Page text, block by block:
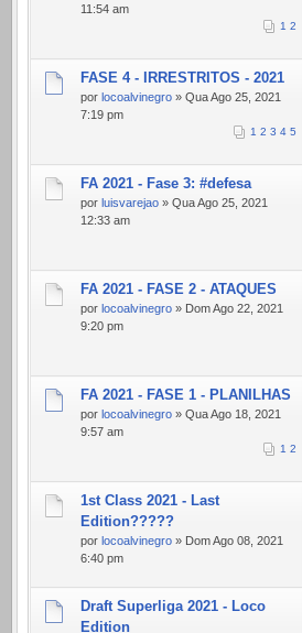
11:54 am
1 2
FASE 4 - IRRESTRITOS - 2021
por locoalvinegro » Qua Ago 25, 2021
7:19 pm
1 2 3 4 5
FA 2021 - Fase 3: #defesa
por luisvarejao » Qua Ago 25, 2021
12:33 am
FA 2021 - FASE 2 - ATAQUES
por locoalvinegro » Dom Ago 22, 2021
9:20 pm
FA 2021 - FASE 1 - PLANILHAS
por locoalvinegro » Qua Ago 18, 2021
9:57 am
1 2
1st Class 2021 - Last
Edition?????
por locoalvinegro » Dom Ago 08, 2021
6:40 pm
Draft Superliga 2021 - Loco
Edition